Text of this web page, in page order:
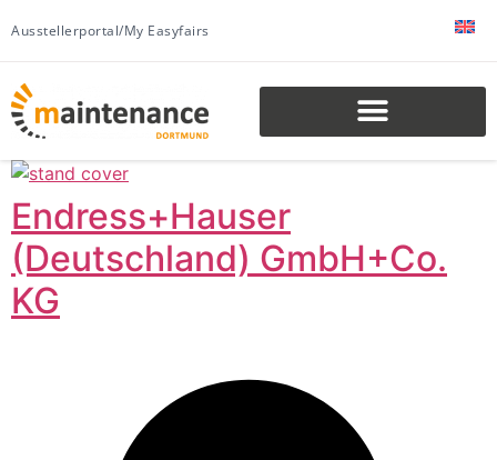
Ausstellerportal/My Easyfairs
Endress+Hauser
(Deutschland) GmbH+Co.
KG